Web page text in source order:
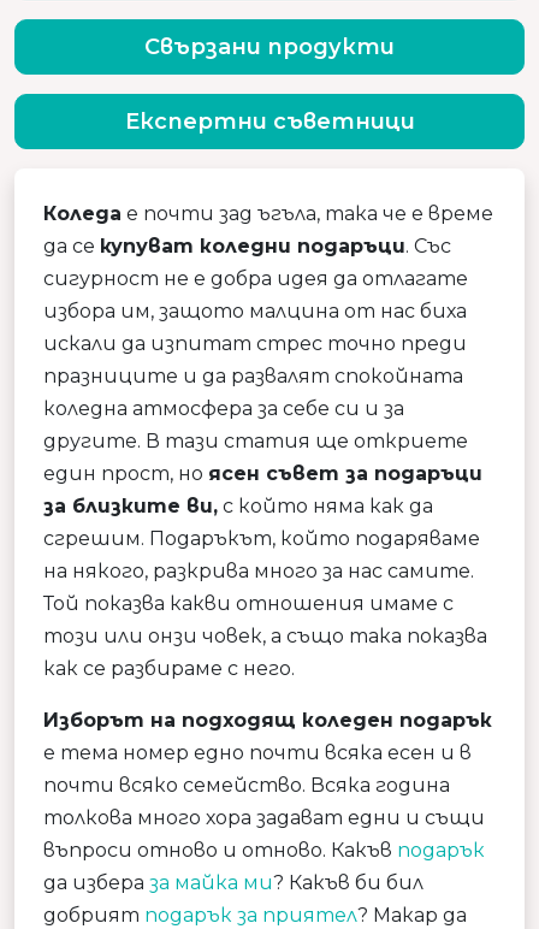
Коледа е почти зад ъгъла, така че е време
да се купуват коледни подаръци. Със
сигурност не е добра идея да отлагате
избора им, защото малцина от нас биха
искали да изпитат стрес точно преди
празниците и да развалят спокойната
коледна атмосфера за себе си и за
другите. В тази статия ще откриете
един прост, но ясен съвет за подаръци
за близките ви, с който няма как да
сгрешим. Подаръкът, който подаряваме
на някого, разкрива много за нас самите.
Той показва какви отношения имаме с
този или онзи човек, а също така показва
как се разбираме с него.
Изборът на подходящ коледен подарък
е тема номер едно почти всяка есен и в
почти всяко семейство. Всяка година
толкова много хора задават едни и същи
въпроси отново и отново. Какъв подарък
да избера за майка ми? Какъв би бил
добрият подарък за приятел? Макар да
Свързани продукти
Експертни съветници